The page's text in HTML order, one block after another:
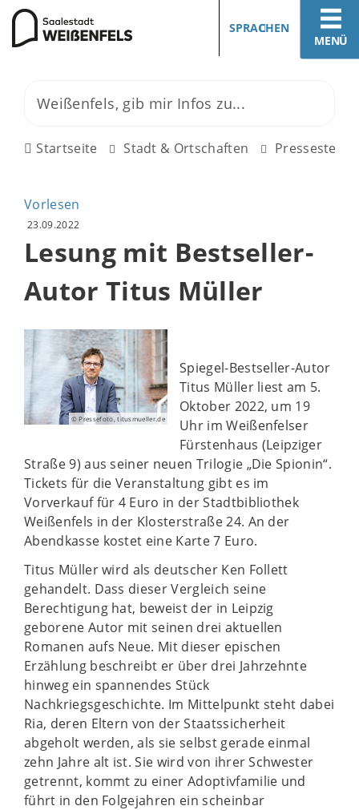
MENÜ
SPRACHEN
Startseite Stadt & Ortschaften Pressestelle
Vorlesen
23.09.2022
Lesung mit Bestseller-
Autor Titus Müller
© Pressefoto, titusmueller.de
Spiegel-Bestseller-Autor
Titus Müller liest am 5.
Oktober 2022, um 19
Uhr im Weißenfelser
Fürstenhaus (Leipziger
Straße 9) aus seiner neuen Trilogie „Die Spionin“.
Tickets für die Veranstaltung gibt es im
Vorverkauf für 4 Euro in der Stadtbibliothek
Weißenfels in der Klosterstraße 24. An der
Abendkasse kostet eine Karte 7 Euro.
Titus Müller wird als deutscher Ken Follett
gehandelt. Dass dieser Vergleich seine
Berechtigung hat, beweist der in Leipzig
geborene Autor mit seinen drei aktuellen
Romanen aufs Neue. Mit dieser epischen
Erzählung beschreibt er über drei Jahrzehnte
hinweg ein spannendes Stück
Nachkriegsgeschichte. Im Mittelpunkt steht dabei
Ria, deren Eltern von der Staatssicherheit
abgeholt werden, als sie selbst gerade einmal
zehn Jahre alt ist. Sie wird von ihrer Schwester
getrennt, kommt zu einer Adoptivfamilie und
führt in den Folgejahren ein scheinbar